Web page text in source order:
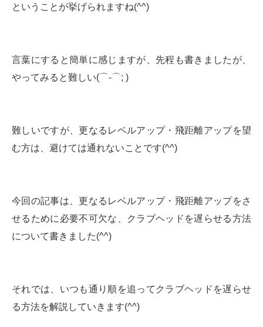
ということが挙げられますね(^^)
言葉にすると簡単に感じますが、先程も書きましたが、
やってみると難しい(⌒-⌒; )
難しいですが、更なるレベルアップ・飛距離アップを望
む方は、避けては通れないことです(^^)
今回の記事は、更なるレベルアップ・飛距離アップをさ
せるために必要不可欠な、クラブヘッドを遅らせる方法
について書きました(^^)
それでは、いつも通り順を追ってクラブヘッドを遅らせ
る方法を解説していきます(^^)